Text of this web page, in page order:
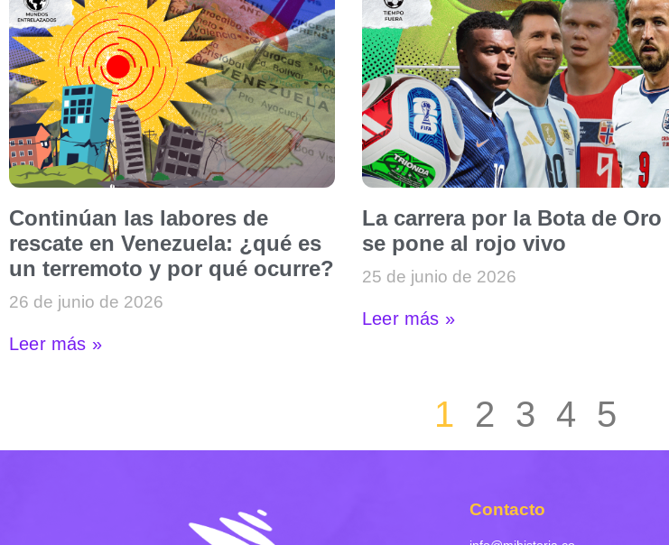
Continúan las labores de
rescate en Venezuela: ¿qué es
un terremoto y por qué ocurre?
26 de junio de 2026
Leer más »
La carrera por la Bota de Oro
se pone al rojo vivo
25 de junio de 2026
Leer más »
1 2 3 4 5
Contacto